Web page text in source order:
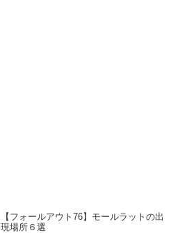
【フォールアウト76】モールラットの出
現場所６選